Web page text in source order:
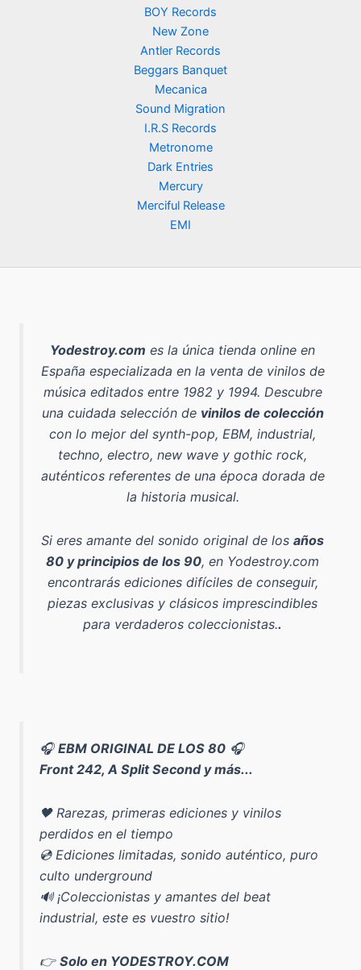
BOY Records
New Zone
Antler Records
Beggars Banquet
Mecanica
Sound Migration
I.R.S Records
Metronome
Dark Entries
Mercury
Merciful Release
EMI
Yodestroy.com es la única tienda online en
España especializada en la venta de vinilos de
música editados entre 1982 y 1994. Descubre
una cuidada selección de vinilos de colección
con lo mejor del synth-pop, EBM, industrial,
techno, electro, new wave y gothic rock,
auténticos referentes de una época dorada de
la historia musical.
Si eres amante del sonido original de los años
80 y principios de los 90, en Yodestroy.com
encontrarás ediciones difíciles de conseguir,
piezas exclusivas y clásicos imprescindibles
para verdaderos coleccionistas..
🎧EBM ORIGINAL DE LOS 80 🎧
Front 242, A Split Second y más...
🖤 Rarezas, primeras ediciones y vinilos
perdidos en el tiempo
💿 Ediciones limitadas, sonido auténtico, puro
culto underground
🔊 ¡Coleccionistas y amantes del beat
industrial, este es vuestro sitio!
👉Solo en YODESTROY.COM